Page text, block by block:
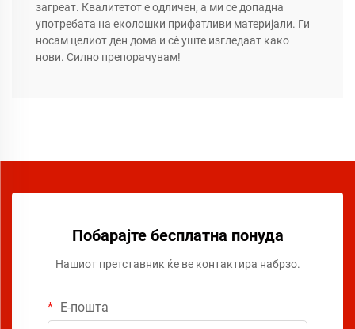
загреат. Квалитетот е одличен, а ми се допадна
употребата на еколошки прифатливи материјали. Ги
носам целиот ден дома и сè уште изгледаат како
нови. Силно препорачувам!
Побарајте бесплатна понуда
Нашиот претставник ќе ве контактира набрзо.
Е-пошта